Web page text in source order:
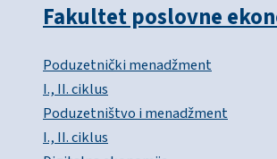
Fakultet poslovne
Poduzetnički menadžment
I., II. ciklus
Poduzetništvo i menadžment
I., II. ciklus